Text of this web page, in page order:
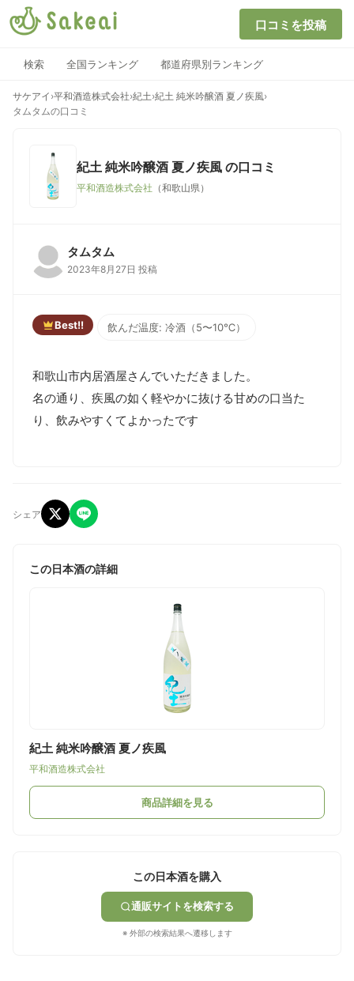
口コミを投稿
検索 全国ランキング 都道府県別ランキング
サケアイ ›平和酒造株式会社›紀土›紀土 純米吟醸酒 夏ノ疾風›
タムタムの口コミ
紀土 純米吟醸酒 夏ノ疾風 の口コミ
平和酒造株式会社 （和歌山県）
タムタム
2023年8月27日 投稿
Best!! 飲んだ温度: 冷酒（5〜10℃）
和歌山市内居酒屋さんでいただきました。
名の通り、疾風の如く軽やかに抜ける甘めの口当た
り、飲みやすくてよかったです
シェア
この日本酒の詳細
紀土 純米吟醸酒 夏ノ疾風
平和酒造株式会社
商品詳細を見る
この日本酒を購入
通販サイトを検索する
※ 外部の検索結果へ遷移します